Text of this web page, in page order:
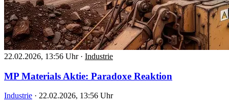
22.02.2026, 13:56 Uhr · Industrie
MP Materials Aktie: Paradoxe Reaktion
Industrie · 22.02.2026, 13:56 Uhr